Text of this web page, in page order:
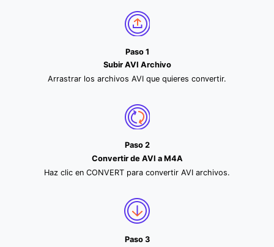
Paso 1
Subir AVI Archivo
Arrastrar los archivos AVI que quieres convertir.
Paso 2
Convertir de AVI a M4A
Haz clic en CONVERT para convertir AVI archivos.
Paso 3